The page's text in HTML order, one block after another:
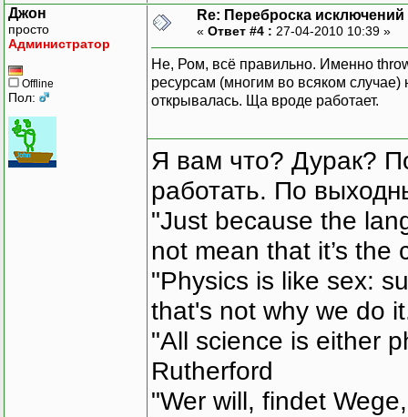
Джон
просто
Администратор
Offline
Пол:
Re: Переброска исключений
« Ответ #4 : 27-04-2010 10:39 »
Не, Ром, всё правильно. Именно
ресурсам (многим во всяком
открывалась. Ща вроде работает.
Я вам что? Дурак?
работать. По
"Just because the
not mean that it’s the
"Physics is like sex:
that's not why we do
"All science is either
Rutherford
"Wer will, findet